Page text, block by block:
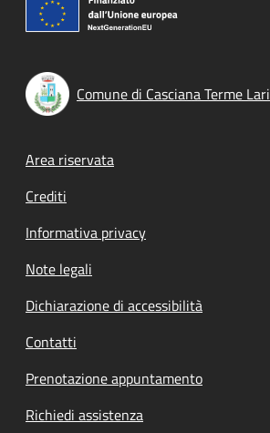
Comune di Casciana Terme Lari
Footer menu
Area riservata
Crediti
Informativa privacy
Note legali
Dichiarazione di accessibilità
Contatti
Prenotazione appuntamento
Richiedi assistenza